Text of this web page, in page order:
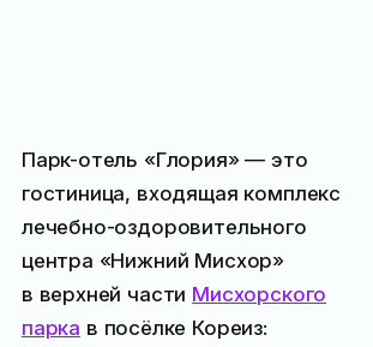
Парк-отель «Глория» — это
гостиница, входящая комплекс
лечебно-оздоровительного
центра «Нижний Мисхор»
в верхней части Мисхорского
парка в посёлке Кореиз: